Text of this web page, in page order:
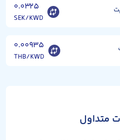
۰.۰۳۲۵
SEK/KWD
۰.۰۰۹۳۵
THB/KWD
متداول